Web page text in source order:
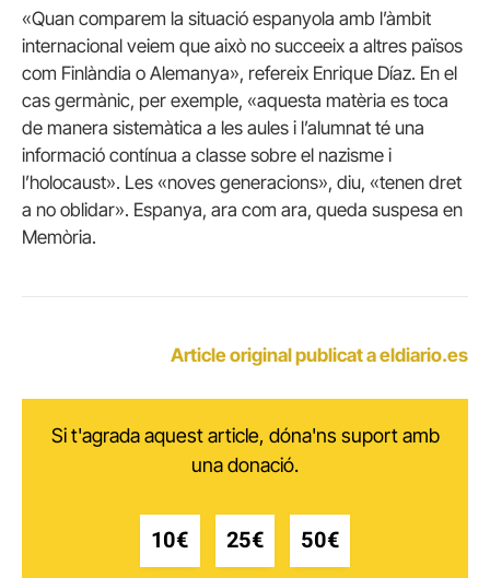
«Quan comparem la situació espanyola amb l’àmbit
internacional veiem que això no succeeix a altres països
com Finlàndia o Alemanya», refereix Enrique Díaz. En el
cas germànic, per exemple, «aquesta matèria es toca
de manera sistemàtica a les aules i l’alumnat té una
informació contínua a classe sobre el nazisme i
l’holocaust». Les «noves generacions», diu, «tenen dret
a no oblidar». Espanya, ara com ara, queda suspesa en
Memòria.
Article original publicat a eldiario.es
Si t'agrada aquest article, dóna'ns suport amb
una donació.
10€ 25€ 50€